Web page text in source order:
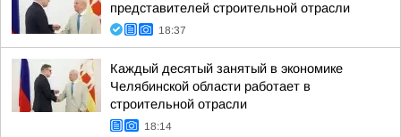
представителей строительной отрасли
18:37
Каждый десятый занятый в экономике
Челябинской области работает в
строительной отрасли
18:14